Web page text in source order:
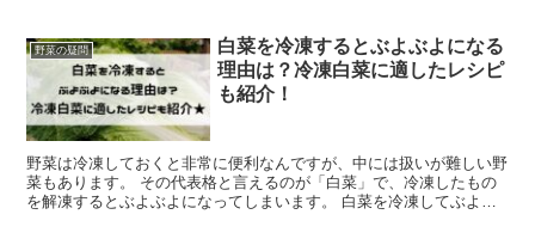
野菜の疑問
白菜を冷凍するとぶよぶよになる
理由は？冷凍白菜に適したレシピ
も紹介！
野菜は冷凍しておくと非常に便利なんですが、中には扱いが難しい野
菜もあります。 その代表格と言えるのが「白菜」で、冷凍したもの
を解凍するとぶよぶよになってしまいます。 白菜を冷凍してぶよぶ